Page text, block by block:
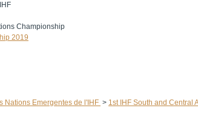
Championship
2019
Nations Emergentes de l'IHF > 1st IHF South and Central